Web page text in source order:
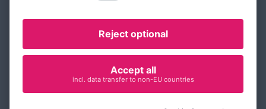
Kontakt aufnehmen
Allgemeine Geschäftsbedingungen
Widerrufsbelehrung
Widerrufsformular
Datenschutz
Reject optional
Accept all
incl. data transfer to non-EU countries